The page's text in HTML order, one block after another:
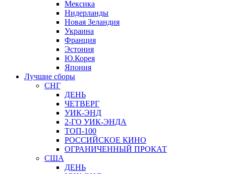
Мексика
Нидерланды
Новая Зеландия
Украина
Франция
Эстония
Ю.Корея
Япония
Лучшие сборы
СНГ
ДЕНЬ
ЧЕТВЕРГ
УИК-ЭНД
2-ГО УИК-ЭНДА
ТОП-100
РОССИЙСКОЕ КИНО
ОГРАНИЧЕННЫЙ ПРОКАТ
США
ДЕНЬ